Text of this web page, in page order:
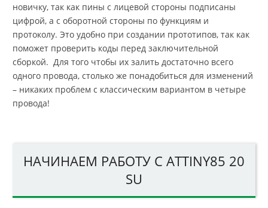
новичку, так как пины с лицевой стороны подписаны
цифрой, а с оборотной стороны по функциям и
протоколу. Это удобно при создании прототипов, так как
поможет проверить коды перед заключительной
сборкой. Для того чтобы их залить достаточно всего
одного провода, столько же понадобиться для изменений
– никаких проблем с классическим вариантом в четыре
провода!
НАЧИНАЕМ РАБОТУ С ATTINY85 20
SU